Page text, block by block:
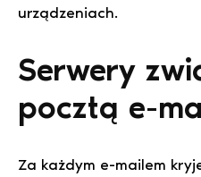
urządzeniach.
Serwery
pocztą e-
Za każdym e-mailem